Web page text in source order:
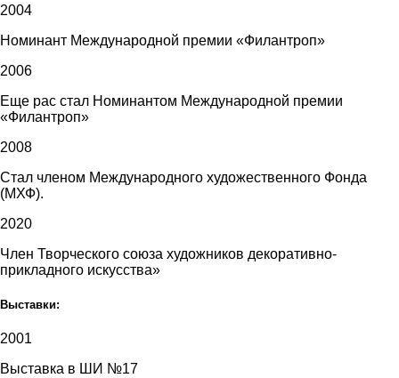
2004
Номинант Международной премии «Филантроп»
2006
Еще рас стал Номинантом Международной премии
«Филантроп»
2008
Стал членом Международного художественного Фонда
(МХФ).
2020
Член Творческого союза художников декоративно-
прикладного искусства»
Выставки:
2001
Выставка в ШИ №17